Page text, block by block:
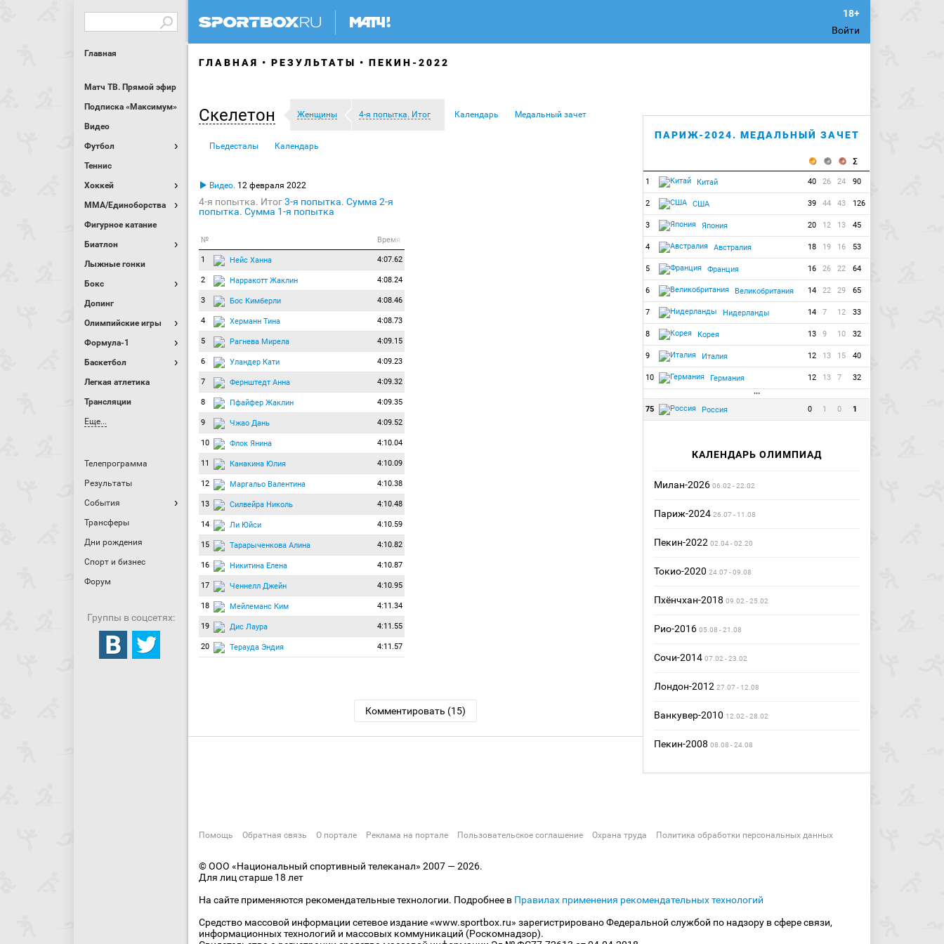
Войти
Главная
Матч ТВ. Прямой эфир
Подписка «Максимум»
Видео
Футбол
Теннис
Хоккей
MMA/Единоборства
Фигурное катание
Биатлон
Лыжные гонки
Бокс
Допинг
Олимпийские игры
Формула-1
Баскетбол
Легкая атлетика
Трансляции
Еще...
Телепрограмма
Результаты
События
Трансферы
Дни рождения
Спорт и бизнес
Форум
Группы в соцсетях:
ГЛАВНАЯ РЕЗУЛЬТАТЫ ПЕКИН-2022
Скелетон Женщины 4-я попытка. Итог Календарь Медальный зачет
Пьедесталы Календарь
Видео. 12 февраля 2022
4-я попытка. Итог3-я попытка. Сумма 2-я
попытка. Сумма 1-я попытка
№ Время
1 Нейс Ханна 4:07.62
2 Нарракотт Жаклин 4:08.24
3 Бос Кимберли 4:08.46
4 Херманн Тина 4:08.73
5 Рагнева Мирела 4:09.15
6 Уландер Кати 4:09.23
7 Фернштедт Анна 4:09.32
8 Пфайфер Жаклин 4:09.35
9 Чжао Дань 4:09.52
10 Флок Янина 4:10.04
11 Канакина Юлия 4:10.09
12 Маргальо Валентина 4:10.38
13 Силвейра Николь 4:10.48
14 Ли Юйси 4:10.59
15 Тарарыченкова Алина 4:10.82
16 Никитина Елена 4:10.87
17 Ченнелл Джейн 4:10.95
18 Мейлеманс Ким 4:11.34
19 Дис Лаура 4:11.55
20 Терауда Эндия 4:11.57
Комментировать (15)
ПАРИЖ-2024. МЕДАЛЬНЫЙ ЗАЧЕТ
1 Китай 40 26 24 90
2 США 39 44 43 126
3 Япония 20 12 13 45
4 Австралия 18 19 16 53
5 Франция 16 26 22 64
6 Великобритания 14 22 29 65
7 Нидерланды 14 7 12 33
8 Корея 13 9 10 32
9 Италия 12 13 15 40
10 Германия 12 13 7
32
···
75
Россия 0 1 0 1
КАЛЕНДАРЬ ОЛИМПИАД
Милан-2026 06.02 - 22.02
Париж-2024 26.07 - 11.08
Пекин-2022 02.04 - 02.20
Токио-2020 24.07 - 09.08
Пхёнчхан-2018 09.02 - 25.02
Рио-2016 05.08 - 21.08
Сочи-2014 07.02 - 23.02
Лондон-2012 27.07 - 12.08
Ванкувер-2010 12.02 - 28.02
Пекин-2008 08.08 - 24.08
Помощь Обратная связь О портале Реклама на портале Пользовательское соглашение Охрана труда Политика обработки персональных данных
© ООО «Национальный спортивный телеканал» 2007 — 2026.
Для лиц старше 18 лет
На сайте применяются рекомендательные технологии. Подробнее в Правилах применения рекомендательных технологий
Средство массовой информации сетевое издание «www.sportbox.ru» зарегистрировано Федеральной службой по надзору в сфере связи,
информационных технологий и массовых коммуникаций (Роскомнадзор).